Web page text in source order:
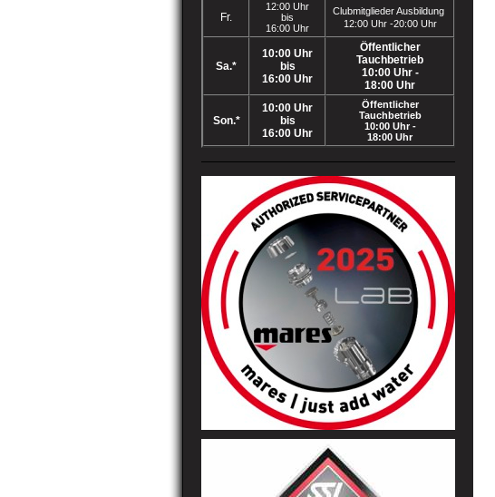
Fr.
12:00 Uhr
bis
16:00 Uhr
Clubmitglieder Ausbildung
12:00 Uhr -20:00 Uhr
Sa.*
10:00 Uhr
bis
16:00 Uhr
Öffentlicher
Tauchbetrieb
10:00 Uhr -
18:00 Uhr
Son.*
10:00 Uhr
bis
16:00 Uhr
Öffentlicher
Tauchbetrieb
10:00 Uhr -
18:00 Uhr